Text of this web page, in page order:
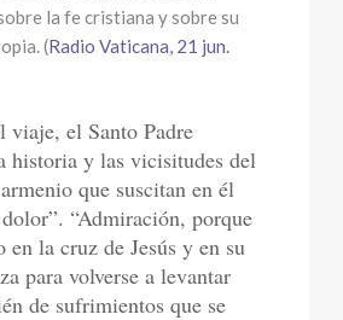
la fe cristiana y sobre su
(Radio Vaticana, 21 jun.
viaje, el Santo Padre
historia y las vicisitudes del
que suscitan en él
“Admiración, porque
en la cruz de Jesús y en su
para volverse a levantar
de sufrimientos que se